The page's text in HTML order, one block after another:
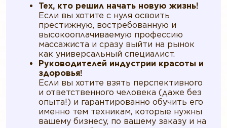
Тех, кто решил начать новую жизнь!
Если вы хотите с нуля освоить
престижную, востребованную и
высокооплачиваемую профессию
массажиста и сразу выйти на рынок
как универсальный специалист.
Руководителей индустрии красоты и
здоровья!
Если вы хотите взять перспективного
и ответственного человека (даже без
опыта!) и гарантированно обучить его
именно тем техникам, которые нужны
вашему бизнесу, по вашему заказу и на